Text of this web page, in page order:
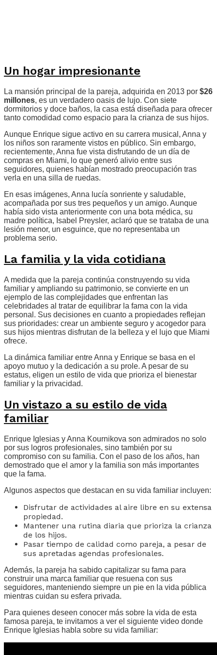
Un hogar impresionante
La mansión principal de la pareja, adquirida en 2013 por $26
millones, es un verdadero oasis de lujo. Con siete
dormitorios y doce baños, la casa está diseñada para ofrecer
tanto comodidad como espacio para la crianza de sus hijos.
Aunque Enrique sigue activo en su carrera musical, Anna y
los niños son raramente vistos en público. Sin embargo,
recientemente, Anna fue vista disfrutando de un día de
compras en Miami, lo que generó alivio entre sus
seguidores, quienes habían mostrado preocupación tras
verla en una silla de ruedas.
En esas imágenes, Anna lucía sonriente y saludable,
acompañada por sus tres pequeños y un amigo. Aunque
había sido vista anteriormente con una bota médica, su
madre política, Isabel Preysler, aclaró que se trataba de una
lesión menor, un esguince, que no representaba un
problema serio.
La familia y la vida cotidiana
A medida que la pareja continúa construyendo su vida
familiar y ampliando su patrimonio, se convierte en un
ejemplo de las complejidades que enfrentan las
celebridades al tratar de equilibrar la fama con la vida
personal. Sus decisiones en cuanto a propiedades reflejan
sus prioridades: crear un ambiente seguro y acogedor para
sus hijos mientras disfrutan de la belleza y el lujo que Miami
ofrece.
La dinámica familiar entre Anna y Enrique se basa en el
apoyo mutuo y la dedicación a su prole. A pesar de su
estatus, eligen un estilo de vida que prioriza el bienestar
familiar y la privacidad.
Un vistazo a su estilo de vida
familiar
Enrique Iglesias y Anna Kournikova son admirados no solo
por sus logros profesionales, sino también por su
compromiso con su familia. Con el paso de los años, han
demostrado que el amor y la familia son más importantes
que la fama.
Algunos aspectos que destacan en su vida familiar incluyen:
Disfrutar de actividades al aire libre en su extensa
propiedad.
Mantener una rutina diaria que prioriza la crianza
de los hijos.
Pasar tiempo de calidad como pareja, a pesar de
sus apretadas agendas profesionales.
Además, la pareja ha sabido capitalizar su fama para
construir una marca familiar que resuena con sus
seguidores, manteniendo siempre un pie en la vida pública
mientras cuidan su esfera privada.
Para quienes deseen conocer más sobre la vida de esta
famosa pareja, te invitamos a ver el siguiente video donde
Enrique Iglesias habla sobre su vida familiar: